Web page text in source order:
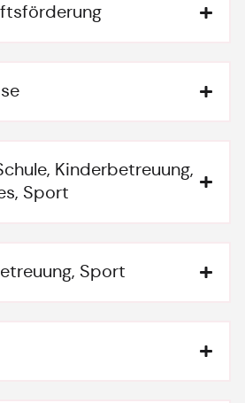
Kinderbetreuung,
Sport
Sport